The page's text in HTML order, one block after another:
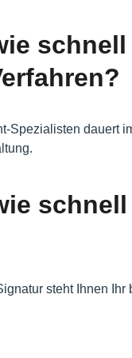
Spezialisten dauert
steht Ihnen